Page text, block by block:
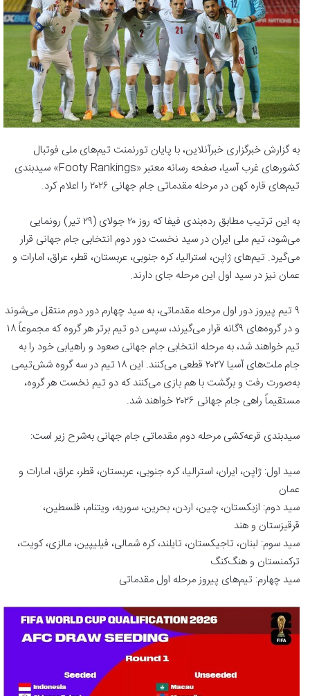
به گزارش خبرگزاری خبرآنلاین، با پایان تورنمنت تیم‌های ملی فوتبال
کشورهای غرب آسیا، صفحه رسانه معتبر «Footy Rankings» سیدبندی
تیم‌های قاره کهن در مرحله مقدماتی جام جهانی ۲۰۲۶ را اعلام کرد.
به این ترتیب مطابق رده‌بندی فیفا که روز ۲۰ جولای (۲۹ تیر) رونمایی
می‌شود، تیم ملی ایران در سید نخست دور دوم انتخابی جام جهانی قرار
می‌گیرد. تیم‌های ژاپن، استرالیا، کره جنوبی، عربستان،‌ قطر، عراق، امارات و
عمان نیز در سید اول این مرحله جای دارند.
۹ تیم پیروز دور اول مرحله مقدماتی، به سید چهارم دور دوم منتقل می‌شوند
و در گروه‌های ۹گانه قرار می‌گیرند، سپس دو تیم برتر هر گروه که مجموعاً ۱۸
تیم خواهند شد، به مرحله انتخابی جام جهانی صعود و راهیابی خود را به
جام ملت‌های آسیا ۲۰۲۷ قطعی می‌کنند. این ۱۸ تیم در سه گروه شش‌تیمی
به‌صورت رفت و برگشت با هم بازی می‌کنند که دو تیم نخست هر گروه،
مستقیماً راهی جام جهانی ۲۰۲۶ خواهند شد.
سیدبندی قرعه‌کشی مرحله دوم مقدماتی جام جهانی به‌شرح زیر است:
سید اول: ژاپن، ایران، استرالیا، کره جنوبی، عربستان،‌ قطر، عراق، امارات و
عمان
سید دوم: ازبکستان، چین، اردن، بحرین، سوریه، ویتنام، فلسطین،
قرقیزستان و هند
سید سوم: لبنان، تاجیکستان، تایلند، کره شمالی، فیلیپین، مالزی، کویت،
ترکمنستان و هنگ‌کنگ
سید چهارم: تیم‌های پیروز مرحله اول مقدماتی